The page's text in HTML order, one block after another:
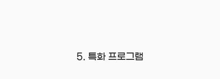
5. 특화 프로그램